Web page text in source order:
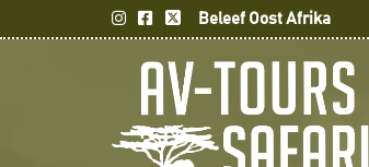
Beleef Oost Afrika